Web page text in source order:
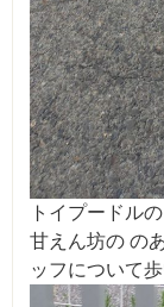
トイプードル
甘えん坊の の
ッフについて